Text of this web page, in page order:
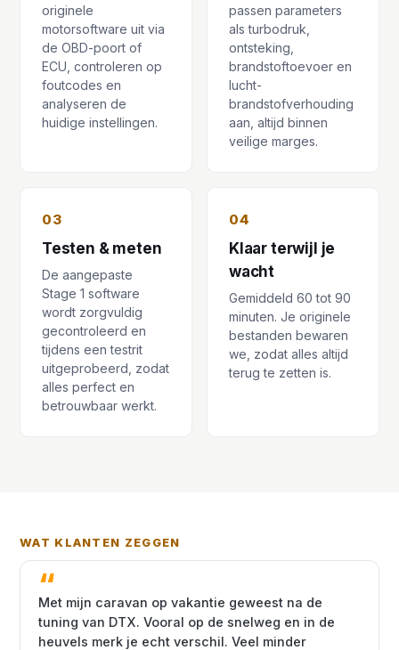
originele
motorsoftware uit via
de OBD-poort of
ECU, controleren op
foutcodes en
analyseren de
huidige instellingen.
passen parameters
als turbodruk,
ontsteking,
brandstoftoevoer en
lucht-
brandstofverhouding
aan, altijd binnen
veilige marges.
03
Testen & meten
De aangepaste
Stage 1 software
wordt zorgvuldig
gecontroleerd en
tijdens een testrit
uitgeprobeerd, zodat
alles perfect en
betrouwbaar werkt.
04
Klaar terwijl je
wacht
Gemiddeld 60 tot 90
minuten. Je originele
bestanden bewaren
we, zodat alles altijd
terug te zetten is.
WAT KLANTEN ZEGGEN
Met mijn caravan op vakantie geweest na de
tuning van DTX. Vooral op de snelweg en in de
heuvels merk je echt verschil. Veel minder